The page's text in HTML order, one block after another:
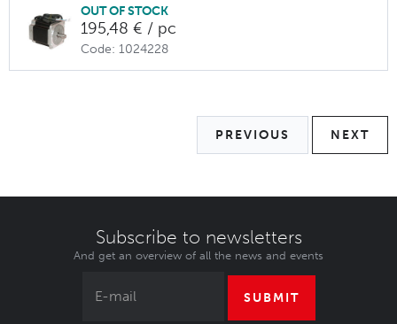
OUT OF STOCK
195,48 € / pc
Code: 1024228
PREVIOUS NEXT
Subscribe to newsletters
And get an overview of all the news and events
SUBMIT